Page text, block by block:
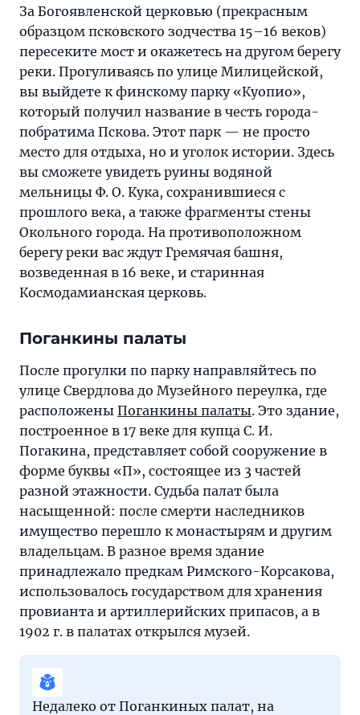
За Богоявленской церковью (прекрасным
образцом псковского зодчества 15–16 веков)
пересеките мост и окажетесь на другом берегу
реки. Прогуливаясь по улице Милицейской,
вы выйдете к финскому парку «Куопио»,
который получил название в честь города-
побратима Пскова. Этот парк — не просто
место для отдыха, но и уголок истории. Здесь
вы сможете увидеть руины водяной
мельницы Ф. О. Кука, сохранившиеся с
прошлого века, а также фрагменты стены
Окольного города. На противоположном
берегу реки вас ждут Гремячая башня,
возведенная в 16 веке, и старинная
Космодамианская церковь.
Поганкины палаты
После прогулки по парку направляйтесь по
улице Свердлова до Музейного переулка, где
расположены Поганкины палаты. Это здание,
построенное в 17 веке для купца С. И.
Погакина, представляет собой сооружение в
форме буквы «П», состоящее из 3 частей
разной этажности. Судьба палат была
насыщенной: после смерти наследников
имущество перешло к монастырям и другим
владельцам. В разное время здание
принадлежало предкам Римского-Корсакова,
использовалось государством для хранения
провианта и артиллерийских припасов, а в
1902 г. в палатах открылся музей.
Недалеко от Поганкиных палат, на